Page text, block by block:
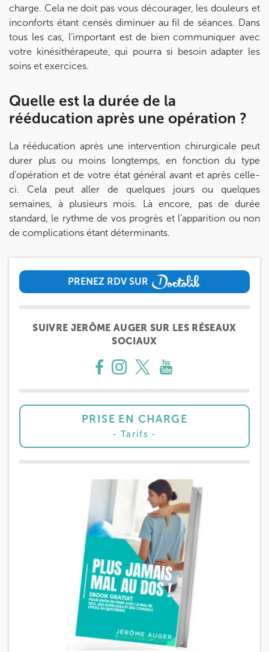
PRENEZ RDV SUR
PRENEZ RDV SUR
SUIVRE JERÔME AUGER SUR LES RÉSEAUX
SOCIAUX
PRISE EN CHARGE
Tarifs
charge. Cela ne doit pas vous décourager, les douleurs et
inconforts étant censés diminuer au fil de séances. Dans
tous les cas, l’important est de bien communiquer avec
votre kinésithérapeute, qui pourra si besoin adapter les
soins et exercices.
Quelle est la durée de la
rééducation après une opération ?
La rééducation après une intervention chirurgicale peut
durer plus ou moins longtemps, en fonction du type
d’opération et de votre état général avant et après celle-
ci. Cela peut aller de quelques jours ou quelques
semaines, à plusieurs mois. Là encore, pas de durée
standard, le rythme de vos progrès et l’apparition ou non
de complications étant déterminants.